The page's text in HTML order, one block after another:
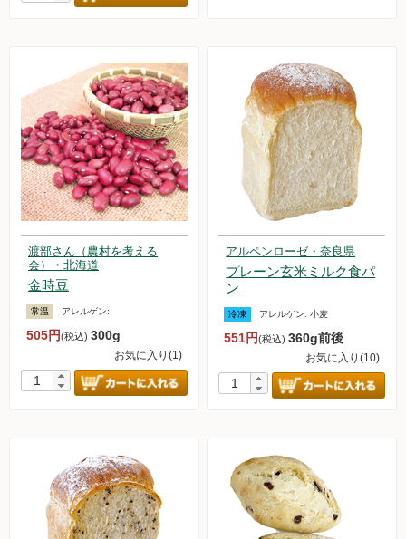
渡部さん（農村を考える
会）・北海道
金時豆
常温 アレルゲン:
505円(税込) 300g
お気に入り(1)
アルペンローゼ・奈良県
プレーン玄米ミルク食パ
ン
冷凍 アレルゲン:小麦
551円(税込)360g前後
お気に入り(10)